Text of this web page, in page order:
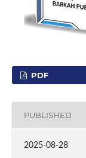
PDF
PUBLISHED
2025-08-28